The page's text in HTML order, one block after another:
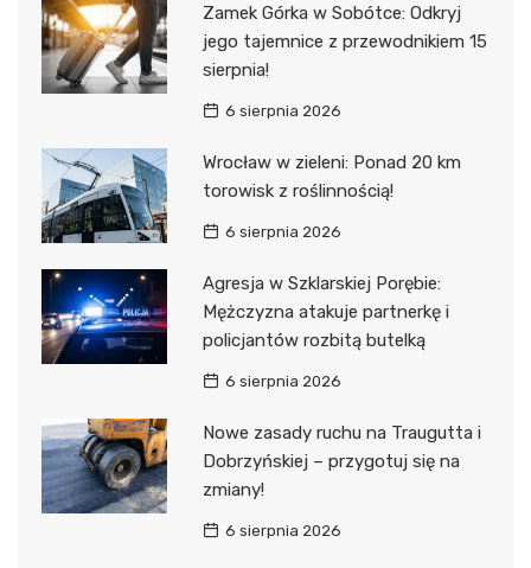
Zamek Górka w Sobótce: Odkryj
jego tajemnice z przewodnikiem 15
sierpnia!
6 sierpnia 2026
Wrocław w zieleni: Ponad 20 km
torowisk z roślinnością!
6 sierpnia 2026
Agresja w Szklarskiej Porębie:
Mężczyzna atakuje partnerkę i
policjantów rozbitą butelką
6 sierpnia 2026
Nowe zasady ruchu na Traugutta i
Dobrzyńskiej – przygotuj się na
zmiany!
6 sierpnia 2026